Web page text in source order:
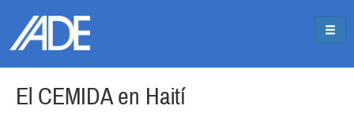
El CEMIDA en Haití